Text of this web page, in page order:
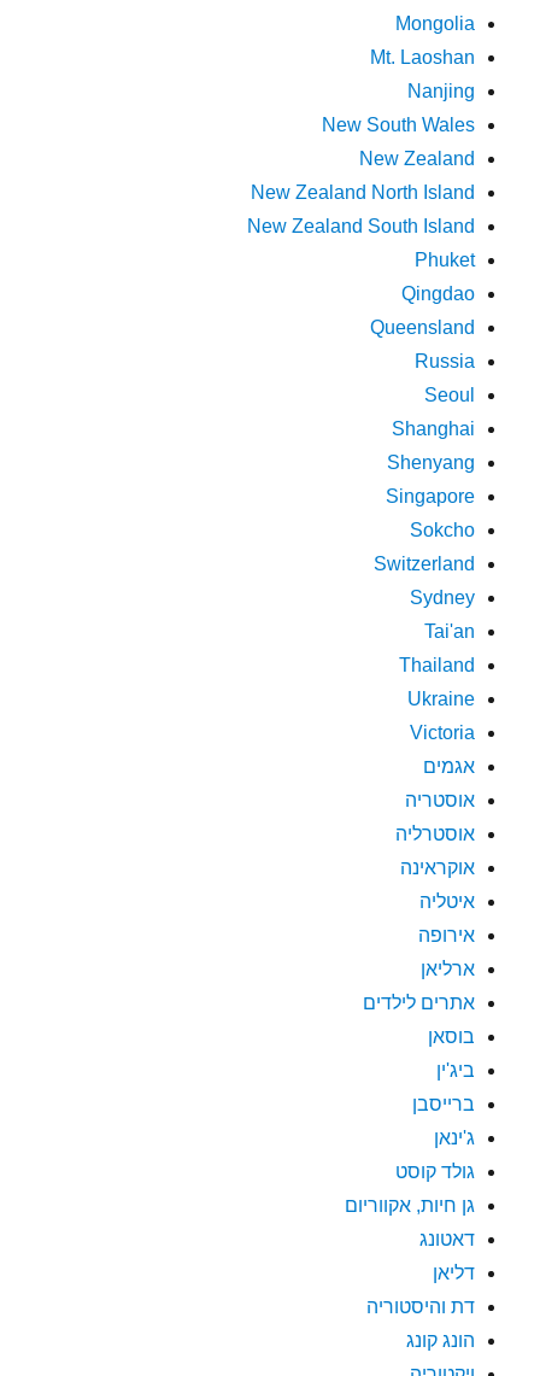
Mongolia
Mt. Laoshan
Nanjing
New South Wales
New Zealand
New Zealand North Island
New Zealand South Island
Phuket
Qingdao
Queensland
Russia
Seoul
Shanghai
Shenyang
Singapore
Sokcho
Switzerland
Sydney
Tai'an
Thailand
Ukraine
Victoria
אגמים
אוסטריה
אוסטרליה
אוקראינה
איטליה
אירופה
ארליאן
אתרים לילדים
בוסאן
ביג'ין
ברייסבן
ג'ינאן
גולד קוסט
גן חיות, אקווריום
דאטונג
דליאן
דת והיסטוריה
הונג קונג